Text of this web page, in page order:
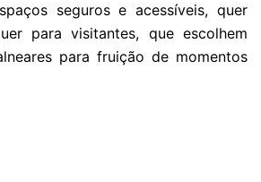
seguros e acessíveis, quer
para visitantes, que escolhem
para fruição de momentos